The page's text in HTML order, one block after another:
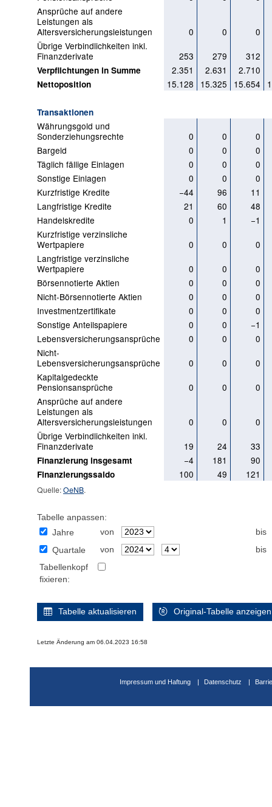
Ansprüche auf andere
Leistungen als
Altersversicherungsleistungen
0 0
0
Übrige Verbindlichkeiten inkl.
Finanzderivate
253 279 312
Verpflichtungen in Summe 2.351 2.631 2.710
Nettoposition 15.128 15.325 15.654
Transaktionen
Währungsgold und
Sonderziehungsrechte
0 0
0
Bargeld
0 0
0
Täglich fällige Einlagen
0 0
0
Sonstige Einlagen
0 0
0
Kurzfristige Kredite
−44 96
11
Langfristige Kredite
21 60
48
Handelskredite
0 1
−1
Kurzfristige verzinsliche
Wertpapiere
0 0
0
Langfristige verzinsliche
Wertpapiere
0 0
0
Börsennotierte Aktien
0 0
0
Nicht-Börsennotierte Aktien
0 0
0
Investmentzertifikate
0 0
0
Sonstige Anteilspapiere
0 0
−1
Lebensversicherungsansprüche
0 0
0
Nicht-
Lebensversicherungsansprüche
0 0
0
Kapitalgedeckte
Pensionsansprüche
0 0
0
Ansprüche auf andere
Leistungen als
Altersversicherungsleistungen
0 0
0
Übrige Verbindlichkeiten inkl.
Finanzderivate
19 24 33
Finanzierung insgesamt −4 181 90
Finanzierungssaldo 100 49 121
Quelle:OeNB.
Tabelle anpassen:
Jahre
von
bis
Quartale
von
bis
Tabellenkopf
fixieren:
Tabelle aktualisieren Original-Tabelle anzeigen
Letzte Änderung am 06.04.2023 16:58
Impressum und Haftung Datenschutz